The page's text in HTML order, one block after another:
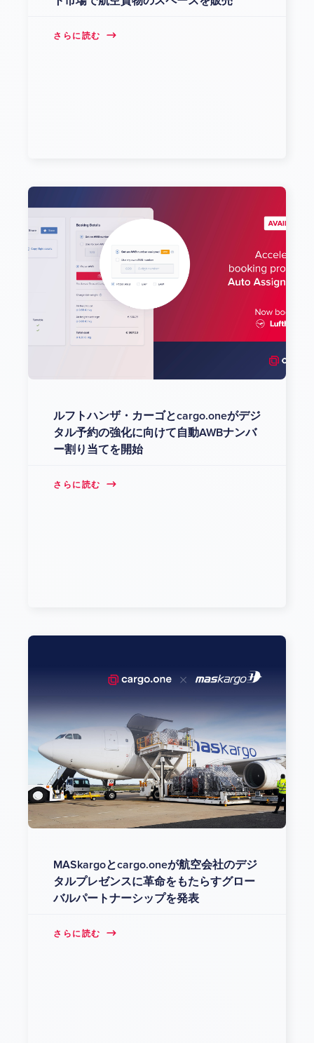
さらに読む
ルフトハンザ・カーゴとcargo.oneがデジ
タル予約の強化に向けて自動AWBナンバ
ー割り当てを開始
さらに読む
MASkargoとcargo.oneが航空会社のデジ
タルプレゼンスに革命をもたらすグロー
バルパートナーシップを発表
さらに読む